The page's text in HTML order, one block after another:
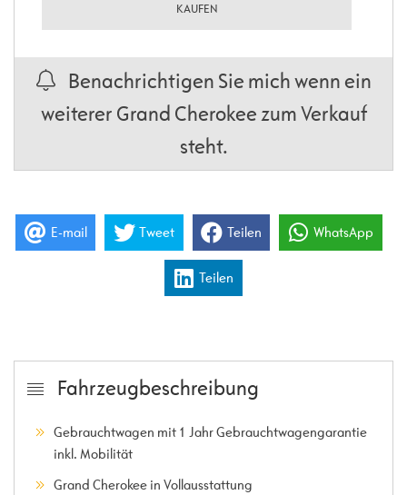
KAUFEN
Benachrichtigen Sie mich wenn ein
weiterer Grand Cherokee zum Verkauf
steht.
E-mail Tweet Teilen WhatsApp
Teilen
Fahrzeugbeschreibung
Gebrauchtwagen mit 1 Jahr Gebrauchtwagengarantie
inkl. Mobilität
Grand Cherokee in Vollausstattung